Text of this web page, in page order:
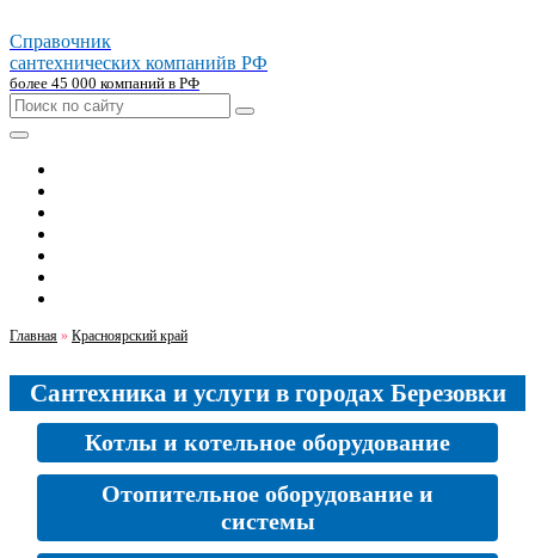
Справочник
сантехнических компанийв РФ
более 45 000 компаний в РФ
Главная » Красноярский край
Сантехника и услуги в городах Березовки
Котлы и котельное оборудование
Отопительное оборудование и
системы